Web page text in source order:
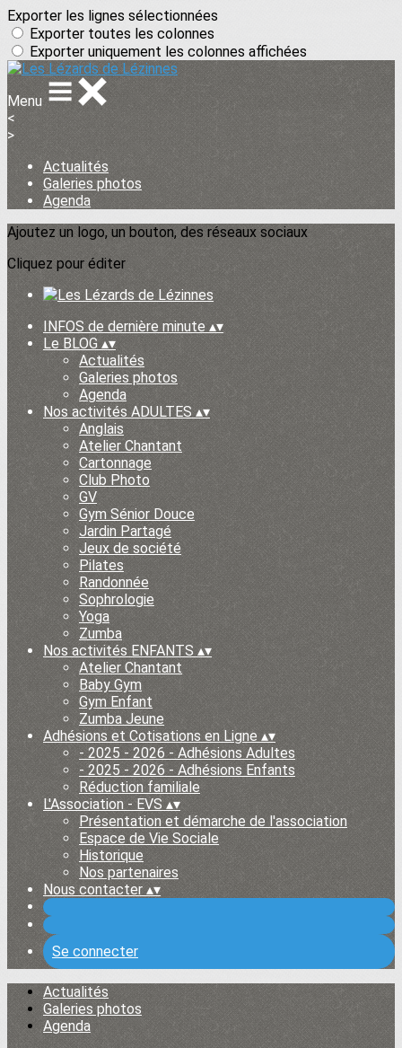
Exporter les lignes sélectionnées
Exporter toutes les colonnes
Exporter uniquement les colonnes affichées
Menu
<
>
Actualités
Galeries photos
Agenda
Ajoutez un logo, un bouton, des réseaux sociaux
Cliquez pour éditer
INFOS de dernière minute▴▾
Le BLOG▴▾
Actualités
Galeries photos
Agenda
Nos activités ADULTES ▴▾
Anglais
Atelier Chantant
Cartonnage
Club Photo
GV
Gym Sénior Douce
Jardin Partagé
Jeux de société
Pilates
Randonnée
Sophrologie
Yoga
Zumba
Nos activités ENFANTS ▴▾
Atelier Chantant
Baby Gym
Gym Enfant
Zumba Jeune
Adhésions et Cotisations en Ligne ▴▾
- 2025 - 2026 - Adhésions Adultes
- 2025 - 2026 - Adhésions Enfants
Réduction familiale
L'Association - EVS▴▾
Présentation et démarche de l'association
Espace de Vie Sociale
Historique
Nos partenaires
Nous contacter▴▾
Se connecter
Actualités
Galeries photos
Agenda